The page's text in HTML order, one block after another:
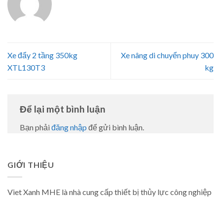
Xe đẩy 2 tầng 350kg
XTL130T3
Xe nâng di chuyển phuy 300
kg
Để lại một bình luận
Bạn phải đăng nhập để gửi bình luận.
GIỚI THIỆU
Viet Xanh MHE là nhà cung cấp thiết bị thủy lực công nghiệp